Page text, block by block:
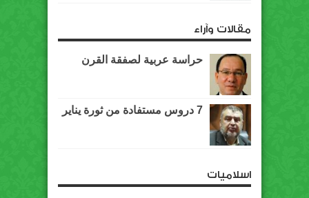
مقالات وآراء
حراسة عربية لصفقة القرن
7 دروس مستفادة من ثورة يناير
اسلاميات